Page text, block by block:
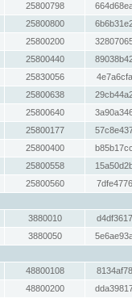
25800798
25800800
25800200
25800440
25830056
25800638
25800640
25800177
25800400
25800558
25800560
3880010
3880050
48800108
48800200